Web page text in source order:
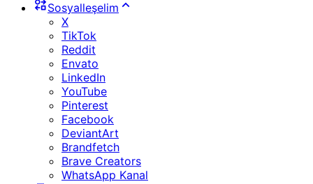
Sosyalleşelim
X
TikTok
Reddit
Envato
LinkedIn
YouTube
Pinterest
Facebook
DeviantArt
Brandfetch
Brave Creators
WhatsApp Kanal